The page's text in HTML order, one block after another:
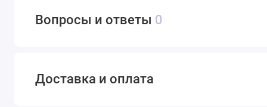
Вопросы и ответы 0
Доставка и оплата